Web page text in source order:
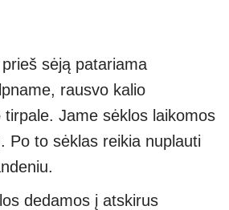
sėją patariama
rausvo kalio
tirpale. Jame sėklos laikomos
Po to sėklas reikia nuplauti
dedamos į atskirus